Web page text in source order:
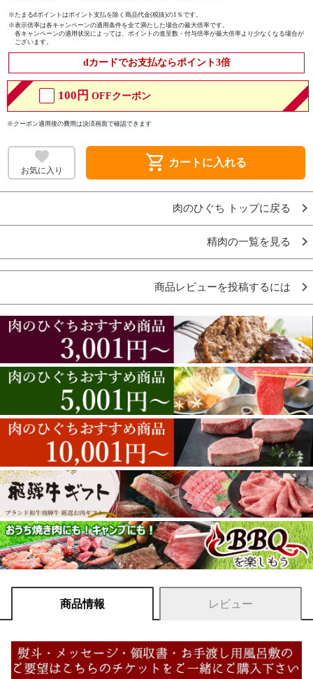
※たまるdポイントはポイント支払を除く商品代金(税抜)の1％です。
※表示倍率は各キャンペーンの適用条件を全て満たした場合の最大倍率です。
各キャンペーンの適用状況によっては、ポイントの進呈数・付与倍率が最大倍率より少なくなる場合が
ございます。
dカードでお支払ならポイント3倍
100円 OFFクーポン
※クーポン適用後の費用は決済画面で確認できます
お気に入り shopping_cart カートに入れる
肉のひぐち トップに戻る
精肉の一覧を見る
商品レビューを投稿するには
商品情報 レビュー